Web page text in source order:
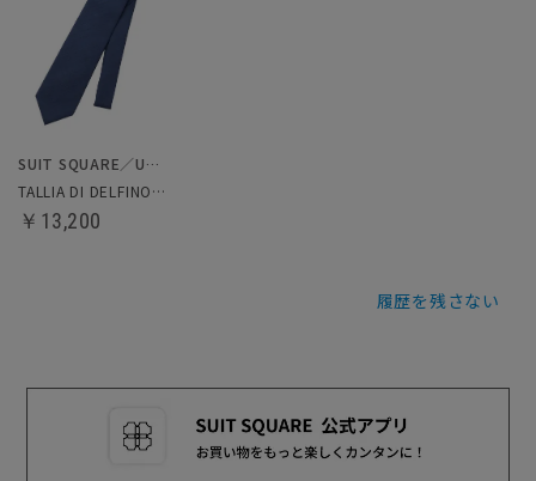
SUIT SQUARE／UNIVERSAL LANGUAGE
TALLIA DI DELFINO／ネクタイ
￥13,200
履歴を残さない